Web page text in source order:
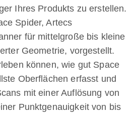
Ihres Produkts zu erstellen.
Spider, Artecs
für mittelgroße bis kleine
Geometrie, vorgestellt.
können, wie gut Space
Oberflächen erfasst und
mit einer Auflösung von
Punktgenauigkeit von bis